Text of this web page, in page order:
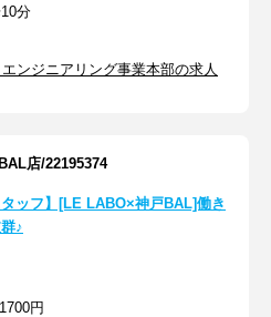
分
ンジニアリング事業本部の求人
店/22195374
タッフ】[LE LABO×神戸BAL]働き
♪
円